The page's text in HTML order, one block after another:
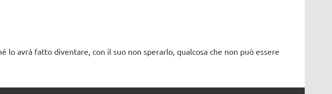
lo avrà fatto diventare, con il suo non sperarlo, qualcosa che non può essere